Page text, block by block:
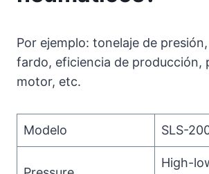
Por ejemplo: tonelaje de
fardo, eficiencia de producción,
motor, etc.
Modelo SLS-
High-